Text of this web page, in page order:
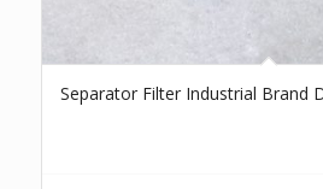
Separator Filter Industrial Brand